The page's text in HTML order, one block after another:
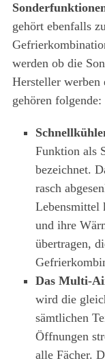
gehört ebenfalls
werden ob die
Hersteller
gehören folgende:
Funktion als
bezeichnet.
rasch
Lebensmittel
und ihre
übertragen,
Das Multi-
wird die
sämtlichen
Öffnungen
alle Fächer.